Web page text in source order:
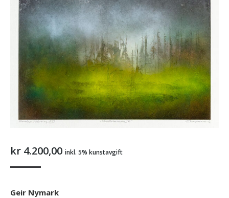
kr 4.200,00 inkl. 5% kunstavgift
Geir Nymark